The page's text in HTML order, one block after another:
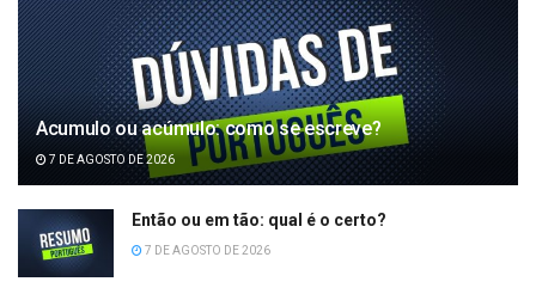
Acumulo ou acúmulo: como se escreve?
7 DE AGOSTO DE 2026
Então ou em tão: qual é o certo?
7 DE AGOSTO DE 2026